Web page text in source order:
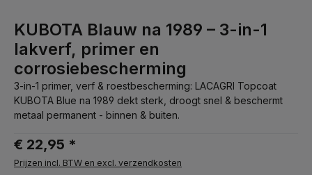
KUBOTA Blauw na 1989 – 3-in-1
lakverf, primer en
corrosiebescherming
3-in-1 primer, verf & roestbescherming: LACAGRI Topcoat
KUBOTA Blue na 1989 dekt sterk, droogt snel & beschermt
metaal permanent - binnen & buiten.
€ 22,95 *
Prijzen incl. BTW en excl. verzendkosten